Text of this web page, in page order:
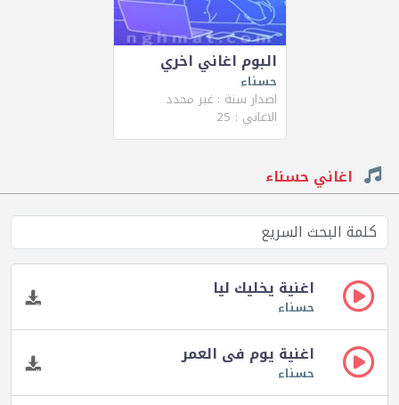
البوم اغاني اخري
حسناء
اصدار سنة : غير محدد
الاغاني : 25
اغاني حسناء
اغنية يخليك ليا
حسناء
اغنية يوم فى العمر
حسناء